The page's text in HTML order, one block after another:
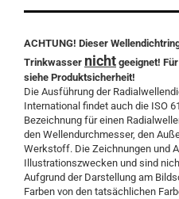
ACHTUNG! Dieser
Trinkwasser nicht geeignet!
siehe Produktsicherheit!
Die Ausführung der
International findet auch die ISO
Bezeichnung für einen
den Wellendurchmesser, den
Werkstoff. Die Zeichnungen und
Illustrationszwecken und sind
Aufgrund der Darstellung am
Farben von den tatsächlichen